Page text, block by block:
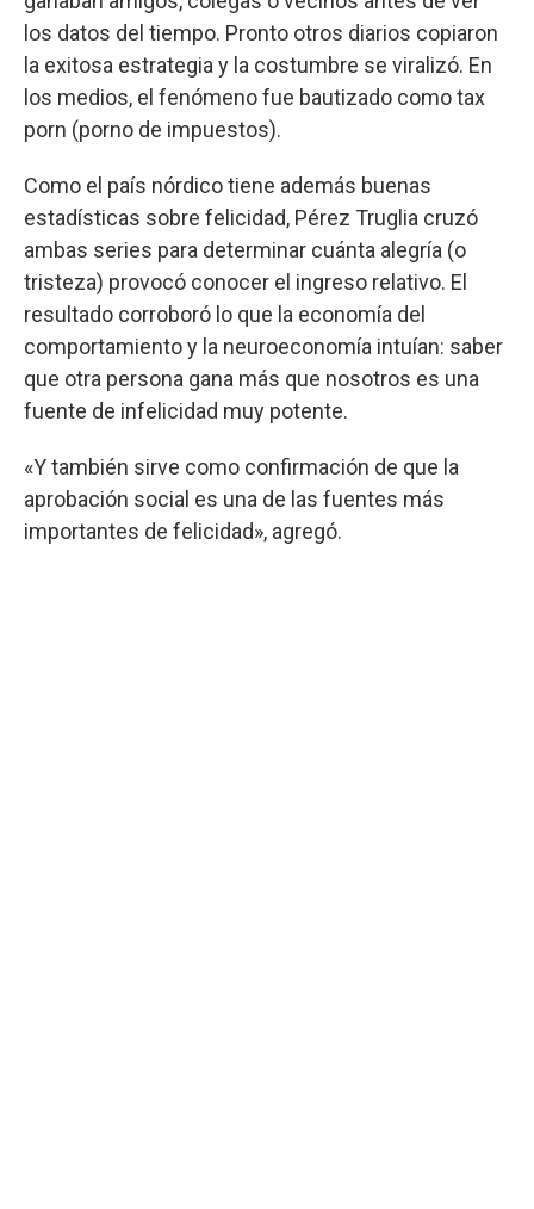
los datos del tiempo. Pronto otros diarios copiaron
la exitosa estrategia y la costumbre se viralizó. En
los medios, el fenómeno fue bautizado como tax
porn (porno de impuestos).
Como el país nórdico tiene además buenas
estadísticas sobre felicidad, Pérez Truglia cruzó
ambas series para determinar cuánta alegría (o
tristeza) provocó conocer el ingreso relativo. El
resultado corroboró lo que la economía del
comportamiento y la neuroeconomía intuían: saber
que otra persona gana más que nosotros es una
fuente de infelicidad muy potente.
«Y también sirve como confirmación de que la
aprobación social es una de las fuentes más
importantes de felicidad», agregó.